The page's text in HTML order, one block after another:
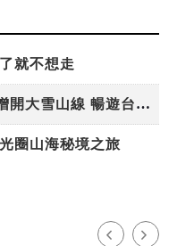
就不想走
台灣好行／新路線！下半年增開大雪山線 暢遊台中更便利
圈山海秘境之旅